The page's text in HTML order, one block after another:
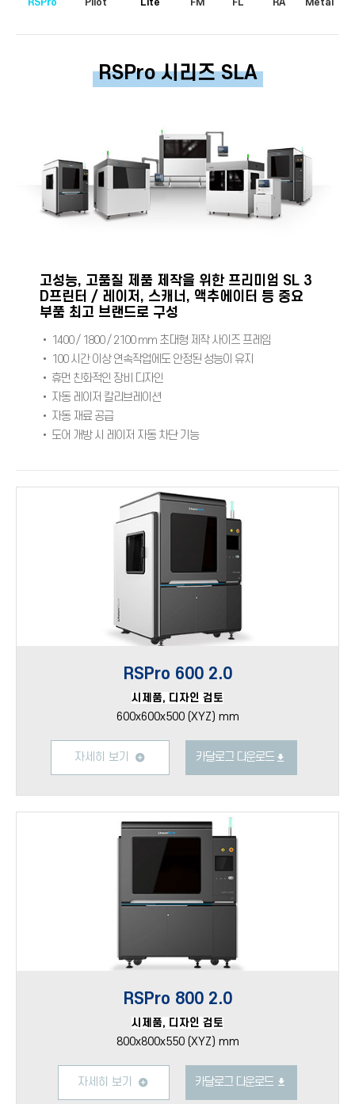
RSPro Pilot Lite FM FL RA Metal
RSPro 시리즈 SLA
고성능, 고품질 제품 제작을 위한 프리미엄 SL 3
D프린터 / 레이저, 스캐너, 액추에이터 등 중요
부품 최고 브랜드로 구성
• 1400 / 1800 / 2100 mm 초대형 제작 사이즈 프레임
• 100 시간 이상 연속작업에도 안정된 성능이 유지
• 휴먼 친화적인 장비 디자인
• 자동 레이저 칼리브레이션
• 자동 재료 공급
• 도어 개방 시 레이저 자동 차단 기능
RSPro 600 2.0
시제품, 디자인 검토
600x600x500 (XYZ) mm
자세히 보기 카달로그 다운로드
RSPro 800 2.0
시제품, 디자인 검토
800x800x550 (XYZ) mm
자세히 보기 카달로그 다운로드